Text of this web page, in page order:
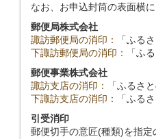
なお、お申込封筒の表面横
郵便局株式会社
諏訪郵便局の消印：
「ふる
下諏訪郵便局の消印：
「ふ
郵便事業株式会社
諏訪支店の消印：
「ふるさ
下諏訪支店の消印：
「ふる
引受消印
郵便切手の意匠(種類)を指